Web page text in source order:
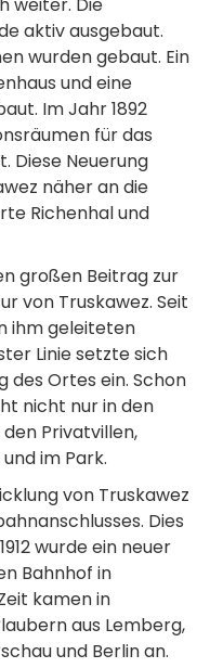
weiter. Die
aktiv ausgebaut.
wurden gebaut. Ein
und eine
Im Jahr 1892
für das
Diese Neuerung
näher an die
Richenhal und
großen Beitrag zur
von Truskawez. Seit
ihm geleiteten
Linie setzte sich
des Ortes ein. Schon
nicht nur in den
Privatvillen,
im Park.
von Truskawez
Dies
wurde ein neuer
Bahnhof in
kamen in
aus Lemberg,
und Berlin an.